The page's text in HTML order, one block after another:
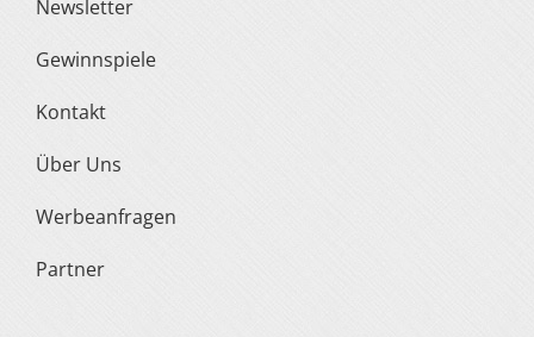
Newsletter
Gewinnspiele
Kontakt
Über Uns
Werbeanfragen
Partner